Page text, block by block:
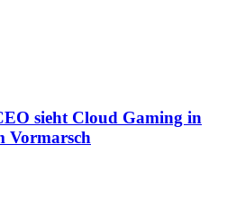
sieht Cloud Gaming in
Vormarsch